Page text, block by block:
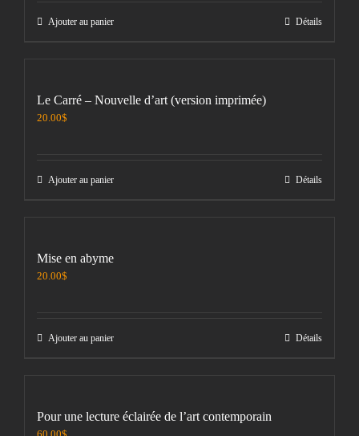
Ajouter au panier Détails
Le Carré – Nouvelle d’art (version imprimée)
20.00$
Ajouter au panier Détails
Mise en abyme
20.00$
Ajouter au panier Détails
Pour une lecture éclairée de l’art contemporain